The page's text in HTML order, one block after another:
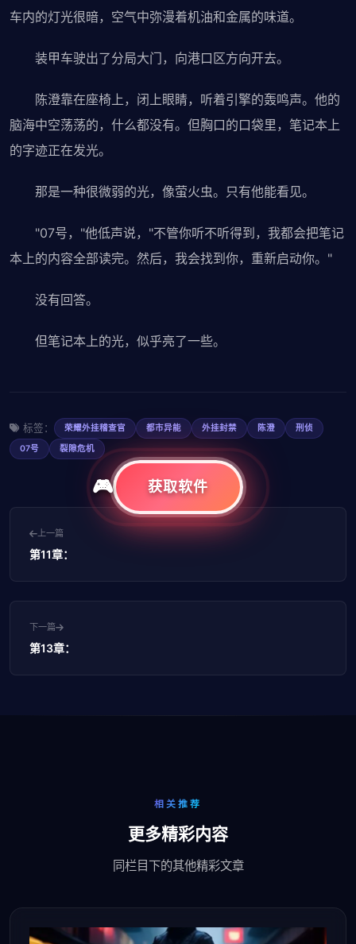
车内的灯光很暗，空气中弥漫着机油和金属的味道。
装甲车驶出了分局大门，向港口区方向开去。
陈澄靠在座椅上，闭上眼睛，听着引擎的轰鸣声。他的
脑海中空荡荡的，什么都没有。但胸口的口袋里，笔记本上
的字迹正在发光。
那是一种很微弱的光，像萤火虫。只有他能看见。
"07号，"他低声说，"不管你听不听得到，我都会把笔记
本上的内容全部读完。然后，我会找到你，重新启动你。"
没有回答。
但笔记本上的光，似乎亮了一些。
标签： 荣耀外挂稽查官 都市异能 外挂封禁 陈澄
刑侦
07号
裂隙危机
上一篇
第11章：
下一篇
第13章：
相关推荐
更多精彩内容
同栏目下的其他精彩文章
获取软件